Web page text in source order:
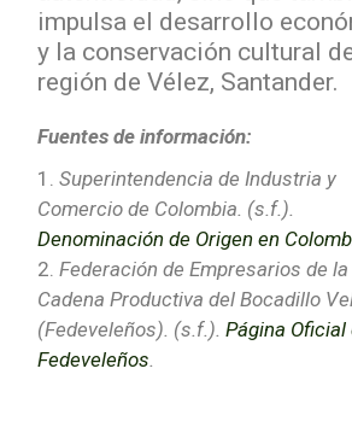
impulsa el desarrollo
y la conservación cultural
región de Vélez, Santander.
Fuentes de información:
Superintendencia de Industria y
Comercio de Colombia. (s.f.).
Denominación de Origen en
Federación de Empresarios de la
Cadena Productiva del Bocadillo
(Fedeveleños). (s.f.).Página Oficial
Fedeveleños.